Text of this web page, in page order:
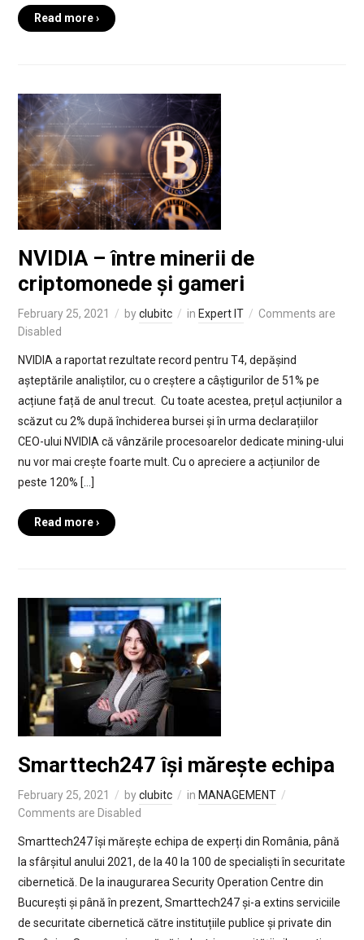
Read more ›
NVIDIA – între minerii de
criptomonede și gameri
February 25, 2021 byclubitc in Expert IT
Comments are
Disabled
NVIDIA a raportat rezultate record pentru T4, depășind
așteptările analiștilor, cu o creștere a câștigurilor de 51% pe
acțiune față de anul trecut. Cu toate acestea, prețul acțiunilor a
scăzut cu 2% după închiderea bursei și în urma declarațiilor
CEO-ului NVIDIA că vânzările procesoarelor dedicate mining-ului
nu vor mai crește foarte mult. Cu o apreciere a acțiunilor de
peste 120% […]
Read more ›
Smarttech247 își mărește echipa
February 25, 2021 byclubitc in MANAGEMENT
Comments are Disabled
Smarttech247 își mărește echipa de experți din România, până
la sfârșitul anului 2021, de la 40 la 100 de specialiști în securitate
cibernetică. De la inaugurarea Security Operation Centre din
București și până în prezent, Smarttech247 și-a extins serviciile
de securitate cibernetică către instituțiile publice și private din